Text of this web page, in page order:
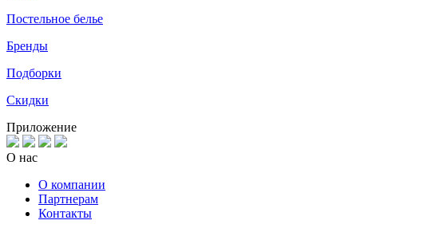
Постельное белье
Бренды
Подборки
Скидки
Приложение
О нас
О компании
Партнерам
Контакты